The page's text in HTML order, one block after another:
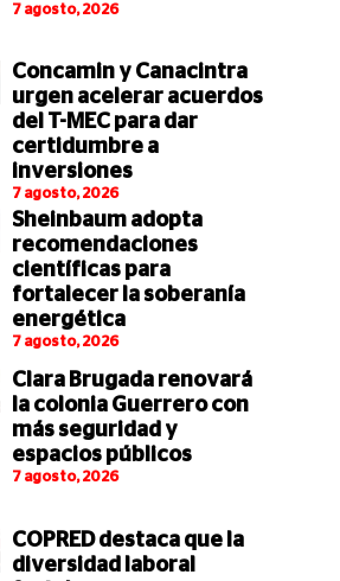
7 agosto, 2026
Concamin y Canacintra
urgen acelerar acuerdos
del T-MEC para dar
certidumbre a
inversiones
7 agosto, 2026
Sheinbaum adopta
recomendaciones
científicas para
fortalecer la soberanía
energética
7 agosto, 2026
Clara Brugada renovará
la colonia Guerrero con
más seguridad y
espacios públicos
7 agosto, 2026
COPRED destaca que la
diversidad laboral